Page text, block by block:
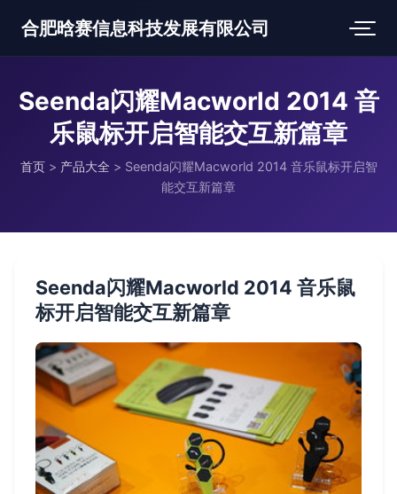
合肥晗赛信息科技发展有限公司
Seenda闪耀Macworld 2014 音
乐鼠标开启智能交互新篇章
首页 > 产品大全 > Seenda闪耀Macworld 2014 音乐鼠标开启智
能交互新篇章
Seenda闪耀Macworld 2014 音乐鼠
标开启智能交互新篇章